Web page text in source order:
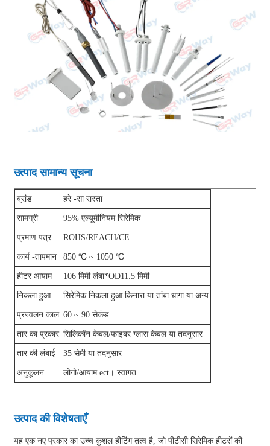
उत्पाद सामान्य सूचना
ब्रांड हरे -सा रास्ता
सामग्री 95% एल्यूमीनियम सिरेमिक
प्रमाण पत्र ROHS/REACH/CE
कार्य -तापमान 850 ℃ ~ 1050 ℃
हीटर आयाम 106 मिमी लंबा*OD11.5 मिमी
निकला हुआ सिरेमिक निकला हुआ किनारा या तांबा धागा या अन्य
प्रज्वलन काल 60 ~ 90 सेकंड
तार का प्रकार सिलिकॉन केबल/फाइबर ग्लास केबल या तदनुसार
तार की लंबाई 35 सेमी या तदनुसार
अनुकूलन लोगो/आयाम ect। स्वागत
उत्पाद की विशेषताएँ
यह एक नए प्रकार का उच्च कुशल हीटिंग तत्व है, जो पीटीसी सिरेमिक हीटरों की